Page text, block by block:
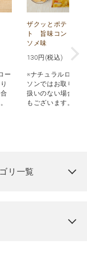
ー
ザクッとポテ
ト 旨味コン
ソメ味
130 円(税込)
※ナチュラルロー
ソンではお取り
扱いのない場合
もございます。
リ一覧